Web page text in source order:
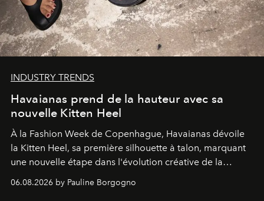
INDUSTRY TRENDS
Havaianas prend de la hauteur avec sa
nouvelle Kitten Heel
À la Fashion Week de Copenhague, Havaianas dévoile
la Kitten Heel, sa première silhouette à talon, marquant
une nouvelle étape dans l'évolution créative de la
06.08.2026 by Pauline Borgogno